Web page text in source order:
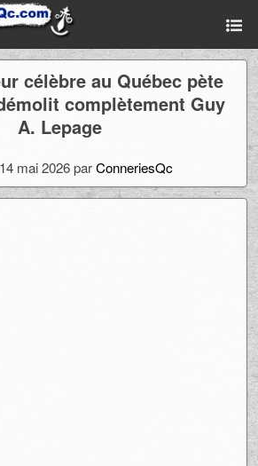
célèbre au Québec pète
complètement Guy
A. Lepage
mai 2026 parConneriesQc